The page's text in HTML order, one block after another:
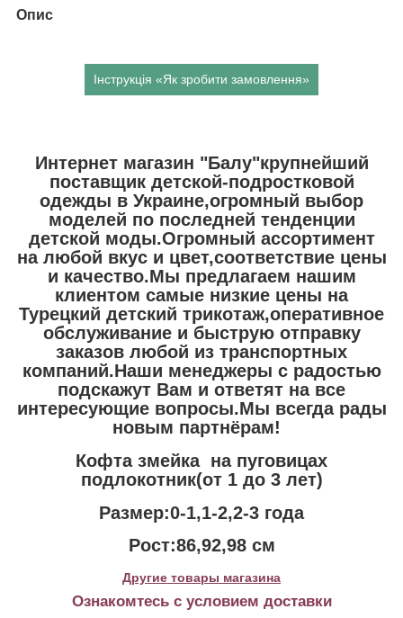
Опис
Інструкція «Як зробити замовлення»
Интернет магазин "Балу"крупнейший
поставщик детской-подростковой
одежды в Украине,огромный выбор
моделей по последней тенденции
детской моды.Огромный ассортимент
на любой вкус и цвет,соответствие цены
и качество.Мы предлагаем нашим
клиентом самые низкие цены на
Турецкий детский трикотаж,оперативное
обслуживание и быструю отправку
заказов любой из транспортных
компаний.Наши менеджеры с радостью
подскажут Вам и ответят на все
интересующие вопросы.Мы всегда рады
новым партнёрам!
Кофта змейка на пуговицах
подлокотник(от 1 до 3 лет)
Размер:0-1,1-2,2-3 года
Рост:86,92,98 см
Другие товары магазина
Ознакомтесь с условием доставки